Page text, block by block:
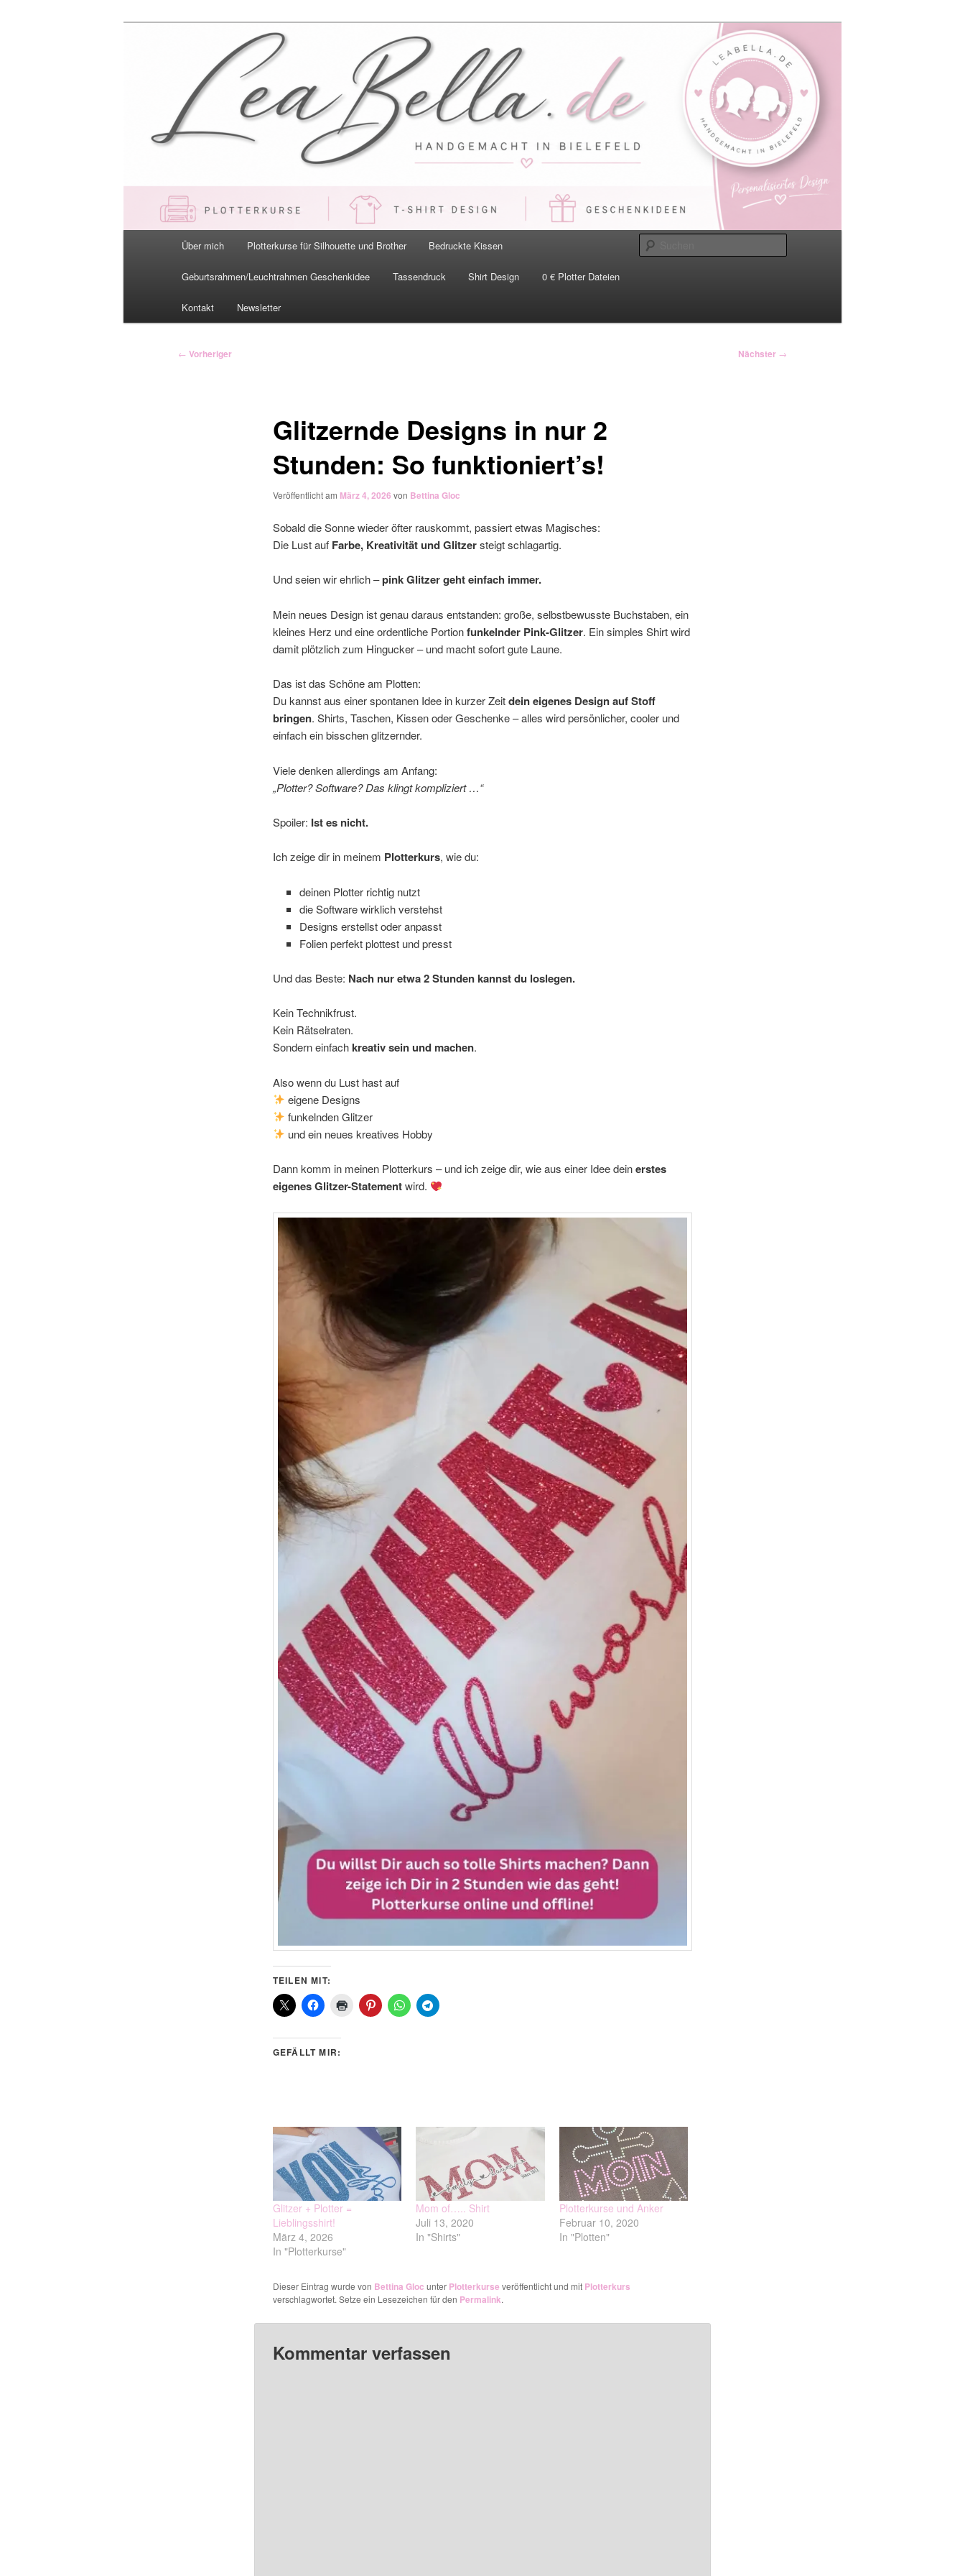
LeaBella.de – Handgemacht in Bielefeld
Über mich Plotterkurse für Silhouette und Brother Bedruckte Kissen
Geburtsrahmen/Leuchtrahmen Geschenkidee Tassendruck Shirt Design 0 € Plotter Dateien
Kontakt Newsletter
Beitragsnavigation
← Vorheriger Nächster →
Glitzernde Designs in nur 2
Stunden: So funktioniert’s!
Veröffentlicht am März 4, 2026 von Bettina Gloc
Sobald die Sonne wieder öfter rauskommt, passiert etwas Magisches:
Die Lust auf Farbe, Kreativität und Glitzersteigt schlagartig.
Und seien wir ehrlich –pink Glitzer geht einfach immer.
Mein neues Design ist genau daraus entstanden: große, selbstbewusste Buchstaben, ein
kleines Herz und eine ordentliche Portionfunkelnder Pink-Glitzer. Ein simples Shirt wird
damit plötzlich zum Hingucker – und macht sofort gute Laune.
Das ist das Schöne am Plotten:
Du kannst aus einer spontanen Idee in kurzer Zeitdein eigenes Design auf Stoff
bringen. Shirts, Taschen, Kissen oder Geschenke – alles wird persönlicher, cooler und
einfach ein bisschen glitzernder.
Viele denken allerdings am Anfang:
„Plotter? Software? Das klingt kompliziert …“
Spoiler: Ist es nicht.
Ich zeige dir in meinem Plotterkurs, wie du:
deinen Plotter richtig nutzt
die Software wirklich verstehst
Designs erstellst oder anpasst
Folien perfekt plottest und presst
Und das Beste: Nach nur etwa 2 Stunden kannst du loslegen.
Kein Technikfrust.
Kein Rätselraten.
Sondern einfachkreativ sein und machen.
Also wenn du Lust hast auf
eigene Designs
funkelnden Glitzer
und ein neues kreatives Hobby
Dann komm in meinen Plotterkurs – und ich zeige dir, wie aus einer Idee deinerstes
eigenes Glitzer-Statementwird.
TEILEN MIT:
GEFÄLLT MIR:
Glitzer + Plotter =
Lieblingsshirt!
März 4, 2026
In "Plotterkurse"
Mom of….. Shirt
Juli 13, 2020
In "Shirts"
Plotterkurse und Anker
Februar 10, 2020
In "Plotten"
Dieser Eintrag wurde von Bettina Gloc unter Plotterkurse veröffentlicht und mit Plotterkurs
verschlagwortet. Setze ein Lesezeichen für den Permalink.
Kommentar verfassen